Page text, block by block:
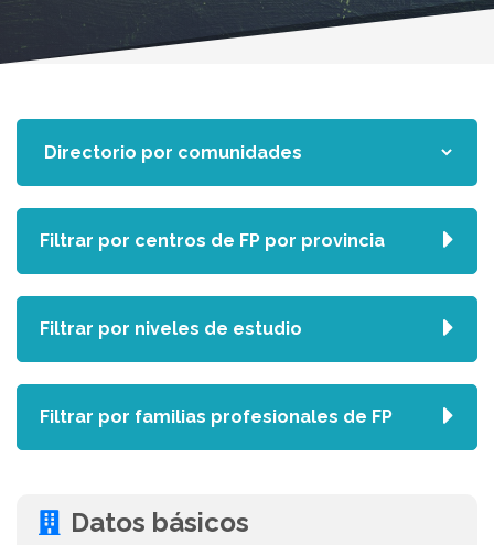
Datos básicos
Filtrar por centros de FP por provincia
Filtrar por niveles de estudio
Filtrar por familias profesionales de FP